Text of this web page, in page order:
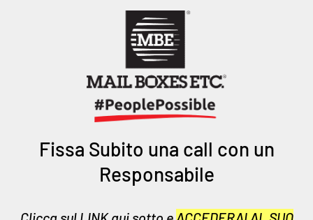
Fissa Subito una call con un
Responsabile